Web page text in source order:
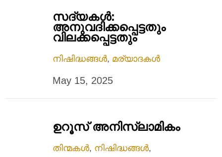
സദ്യകള്‍:
അനുവദിക്കപ്പെട്ടതും
വിലക്കപ്പെട്ടതും
നിഷിദ്ധങ്ങൾ, മര്യാദകൾ
May 15, 2025
ഉറൂസ് അനിസ്ലാമികം
തിന്മകൾ, നിഷിദ്ധങ്ങൾ,